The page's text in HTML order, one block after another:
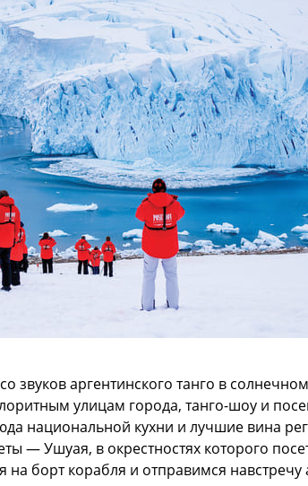
звуков аргентинского танго в
улицам города, танго-шоу и
национальной кухни и лучшие вина
— Ушуая, в окрестностях которого
борт корабля и отправимся навстречу